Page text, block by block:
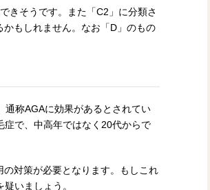
きそうです。また「C2」に分類さ
もしれません。なお「D」のもの
通称AGAに効果があるとされてい
症で、中高年ではなく20代からで
対策が必要となります。もしこれ
いましょう。